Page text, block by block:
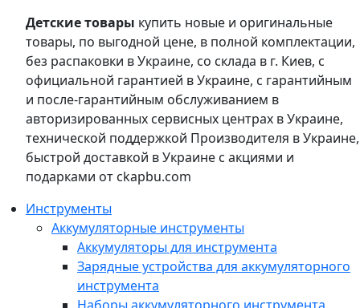
Детские товары купить новые и оригинальные
товары, по выгодной цене, в полной комплектации,
без распаковки в Украине, со склада в г. Киев, с
официальной гарантией в Украине, с гарантийным
и после-гарантийным обслуживанием в
авторизированных сервисных центрах в Украине,
технической поддержкой Производителя в Украине,
быстрой доставкой в Украине с акциями и
подарками от ckapbu.com
Инструменты
Аккумуляторные инструменты
Аккумуляторы для инструмента
Зарядные устройства для аккумуляторного
инструмента